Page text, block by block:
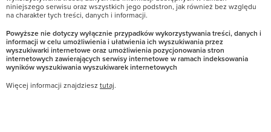
niniejszego serwisu oraz wszystkich jego podstron, jak również bez względu
na charakter tych treści, danych i informacji.
Powyższe nie dotyczy wyłącznie przypadków wykorzystywania treści, danych i
informacji w celu umożliwienia i ułatwienia ich wyszukiwania przez
wyszukiwarki internetowe oraz umożliwienia pozycjonowania stron
internetowych zawierających serwisy internetowe w ramach indeksowania
wyników wyszukiwania wyszukiwarek internetowych
Więcej informacji znajdziesz tutaj.